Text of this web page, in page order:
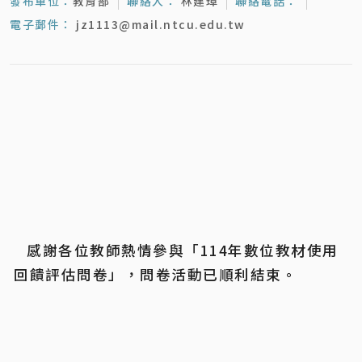
電子郵件： jz1113@mail.ntcu.edu.tw
回饋評估問卷」，問卷活動已順利結束。